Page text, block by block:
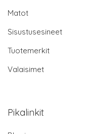
Matot
Sisustusesineet
Tuotemerkit
Valaisimet
Pikalinkit